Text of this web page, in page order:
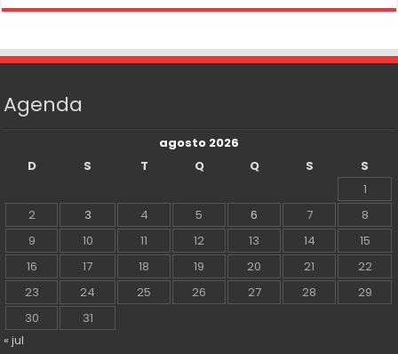
Agenda
agosto 2026
D
S T Q Q S
S
1
2
3 4 5 6 7
8
9
10 11 12 13 14
15
16
17 18 19 20 21
22
23
24 25 26 27 28
29
30
31
« jul